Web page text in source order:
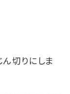
切りにしま